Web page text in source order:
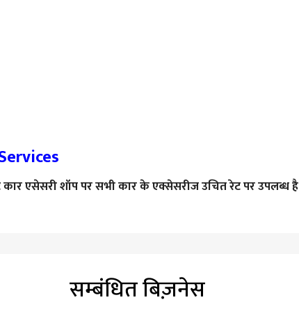
कार एसेसरी शॉप पर सभी कार के एक्सेसरीज उचित रेट पर उपलब्ध है
सम्बंधित बिज़नेस